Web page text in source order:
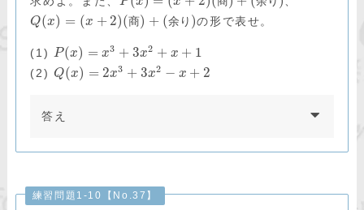
Q(x) = (x + 2)(商) + (余 り )の形で表せ。
(1) P(x) = x3 + 3x2 + x + 1
(2) Q(x) = 2x3 + 3x2 − x + 2
答え
練習問題1-10【No.37】